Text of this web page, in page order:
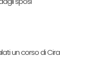
un corso di Cira